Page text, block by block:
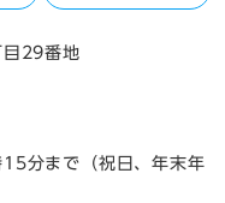
29番地
分まで（祝日、年末年